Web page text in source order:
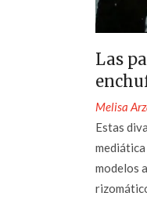
Las
Melisa
Estas
mediática
modelos